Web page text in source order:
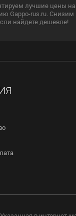
лучшие цены на
Gappo-rus.ru. Снизим
найдете дешевле!